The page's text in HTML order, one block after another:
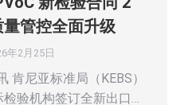
管控全面升级
年2月25日
肯尼亚标准局（KEBS）
验机构签订全新出口…